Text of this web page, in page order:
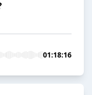
01:18:16